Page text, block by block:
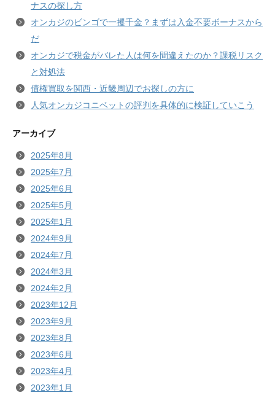
ナスの探し方
オンカジのビンゴで一攫千金？まずは入金不要ボーナスから
だ
オンカジで税金がバレた人は何を間違えたのか？課税リスク
と対処法
債権買取を関西・近畿周辺でお探しの方に
人気オンカジコニベットの評判を具体的に検証していこう
アーカイブ
2025年8月
2025年7月
2025年6月
2025年5月
2025年1月
2024年9月
2024年7月
2024年3月
2024年2月
2023年12月
2023年9月
2023年8月
2023年6月
2023年4月
2023年1月